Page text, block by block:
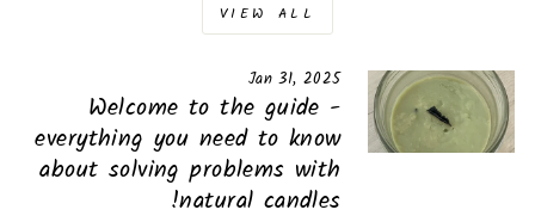
VIEW ALL
Jan 31, 2025
Welcome to the guide -
everything you need to know
about solving problems with
natural candles!